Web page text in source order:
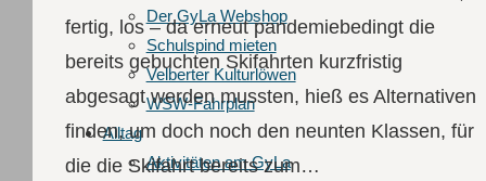
Der GyLa Webshop
Schulspind mieten
Velberter Kulturlöwen
WSW-Fahrplan
Alltag
Aktivitäten am GyLa
fertig, los – da erneut pandemiebedingt die
bereits gebuchten Skifahrten kurzfristig
abgesagt werden mussten, hieß es Alternativen
finden, um doch noch den neunten Klassen, für
die die Skifahrt bereits zum…